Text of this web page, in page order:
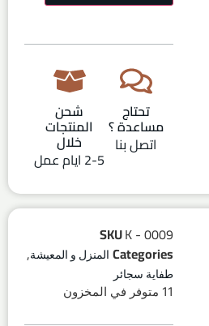
تحتاج
مساعدة ؟
اتصل بنا
شحن
المنتجات
خلال
2-5 ايام عمل
SKUK - 0009
Categories المنزل و المعيشة,
طفاية سجائر
11 متوفر في المخزون